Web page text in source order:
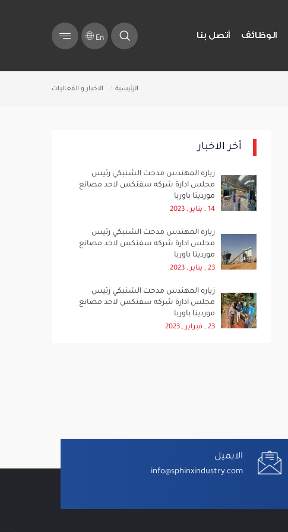
الوظائف أتصل بنا En
الرئيسية الاخبار و الفعاليات
أخر الاخبار
زياره المهندس مدحت الشنبكي رئيس
مجلس ادارة شركه سفنكس لاحد مصانع
موردينا باوربا
14 , يناير , 2023
زياره المهندس مدحت الشنبكي رئيس
مجلس ادارة شركه سفنكس لاحد مصانع
موردينا باوربا
23 , يناير , 2023
زياره المهندس مدحت الشنبكي رئيس
مجلس ادارة شركه سفنكس لاحد مصانع
موردينا باوربا
23 , فبراير , 2023
الايميل
info@sphinxindustry.com